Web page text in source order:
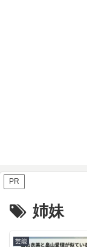
PR
姉妹
芸能